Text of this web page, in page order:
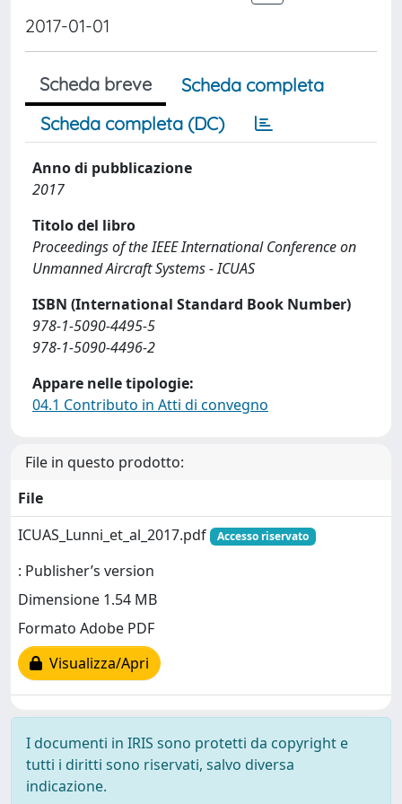
2017-01-01
Scheda breve
Scheda completa
Scheda completa (DC)
Anno di pubblicazione
2017
Titolo del libro
Proceedings of the IEEE International Conference on
Unmanned Aircraft Systems - ICUAS
ISBN (International Standard Book Number)
978-1-5090-4495-5
978-1-5090-4496-2
Appare nelle tipologie:
04.1 Contributo in Atti di convegno
File in questo prodotto:
File
ICUAS_Lunni_et_al_2017.pdf
Accesso riservato
: Publisher’s version
Dimensione 1.54 MB
Formato Adobe PDF
Visualizza/Apri
I documenti in IRIS sono protetti da copyright e
tutti i diritti sono riservati, salvo diversa
indicazione.